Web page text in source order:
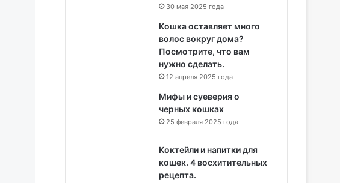
30 мая 2025 года
Кошка оставляет много
волос вокруг дома?
Посмотрите, что вам
нужно сделать.
12 апреля 2025 года
Мифы и суеверия о
черных кошках
25 февраля 2025 года
Коктейли и напитки для
кошек. 4 восхитительных
рецепта.